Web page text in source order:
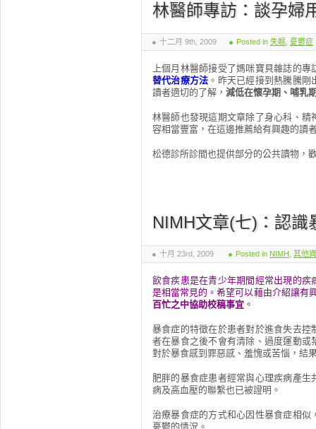
林醫師專訪：談孕婦
十二月 9th, 2009 Posted in 失眠 憂鬱症
上個月林醫師接受了媽咪寶貝雜誌的專
替代治療方法 。昨天已經接到熱騰騰
讀者適切的了解， 減低在懷孕期、哺乳
林醫師也發現這期文章除了身心科、
容相當豐富，在這邊推薦給有興趣的讀
松德診所診間也提供部分的公共讀物，
NIMH文章(七)：認識
十月 23rd, 2009 Posted in NIMH 其他
飲食疾患是在青少年期間經常出現的
是相當常見的。希望可以藉由介紹讓有
百忙之中協助校稿事宜 。
暴食症的特徵在於患者對於進食失去
者在暴食之後不會有清除、過度運動
對於暴食感到罪惡感、羞愧或苦惱，結
肥胖的暴食症患者經常與心理疾病產
病及高血壓的聯繫也已被證明。
治療暴食症的方式和心因性暴食症相
憂鬱的情況。